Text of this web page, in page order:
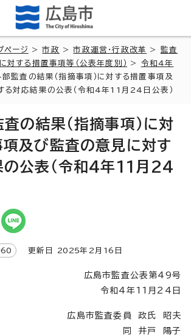
ページ >市政 >市政運営・行政改革 > 監査
対する措置事項等（公表年度別） > 令和4年
監査の結果（指摘事項）に対する措置事項及
る対応結果の公表（令和4年11月24日公表）
の結果（指摘事項）に対
項及び監査の意見に対す
の公表（令和4年11月24
更新日 2025年2月 16 日
広島市監査公表第49号
令和4年11月24日
広島市監査委員 政氏 昭夫
同 井戸 陽子